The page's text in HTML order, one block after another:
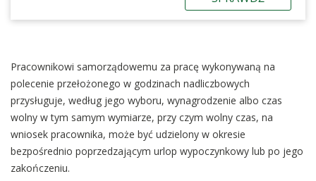
Pracownikowi samorządowemu za pracę wykonywaną na
polecenie przełożonego w godzinach nadliczbowych
przysługuje, według jego wyboru, wynagrodzenie albo czas
wolny w tym samym wymiarze, przy czym wolny czas, na
wniosek pracownika, może być udzielony w okresie
bezpośrednio poprzedzającym urlop wypoczynkowy lub po jego
zakończeniu.